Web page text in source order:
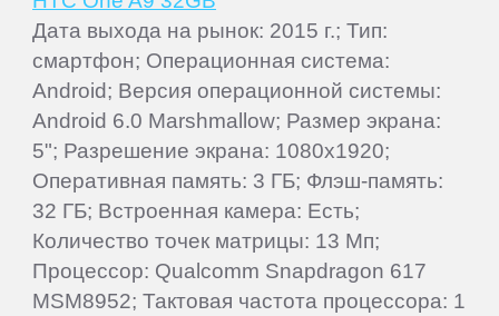
Дата выхода на рынок: 2015 г.; Тип:
смартфон; Операционная система:
Android; Версия операционной системы:
Android 6.0 Marshmallow; Размер экрана:
5"; Разрешение экрана: 1080x1920;
Оперативная память: 3 ГБ; Флэш-память:
32 ГБ; Встроенная камера: Есть;
Количество точек матрицы: 13 Мп;
Процессор: Qualcomm Snapdragon 617
MSM8952; Тактовая частота процессора: 1